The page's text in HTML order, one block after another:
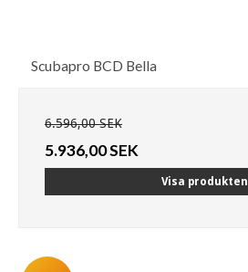
Scubapro BCD Bella
6.596,00 SEK
5.936,00 SEK
Visa produkten